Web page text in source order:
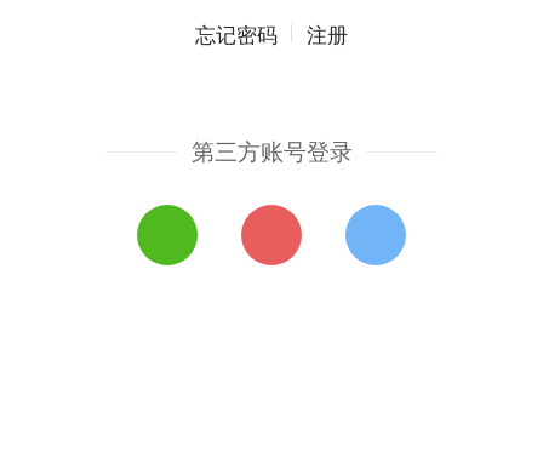
忘记密码 注册
第三方账号登录